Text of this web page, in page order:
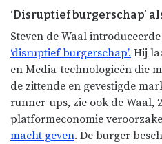
‘Disruptief burgerschap’
Steven de Waal
‘disruptief burgerschap’. Hij
en Media-technologieën die
de zittende en gevestigde
runner-ups, zie ook de Waal,
platformeconomie
macht geven. De burger